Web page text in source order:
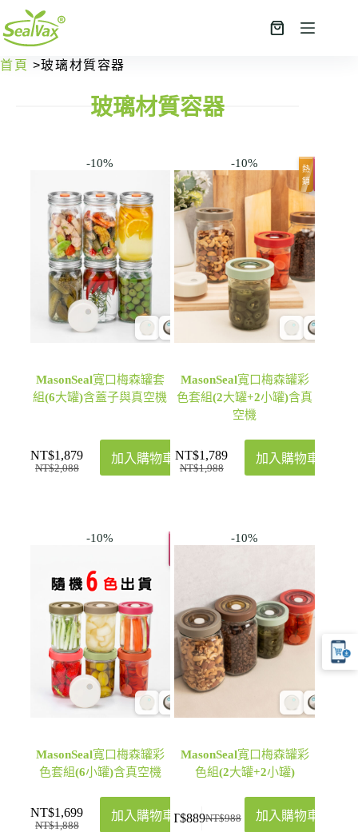
首頁 >玻璃材質容器
玻璃材質容器
-10%
MasonSeal寬口梅森罐套
組(6大罐)含蓋子與真空機
NT$2,088
NT$1,879 加入購物車
-10%
熱
銷
MasonSeal寬口梅森罐彩
色套組(2大罐+2小罐)含真
空機
NT$1,988
NT$1,789 加入購物車
-10%
推
MasonSeal寬口梅森罐彩
色套組(6小罐)含真空機
NT$1,888
NT$1,699 加入購物車
-10%
MasonSeal寬口梅森罐彩
色組(2大罐+2小罐)
NT$988
NT$889 加入購物車